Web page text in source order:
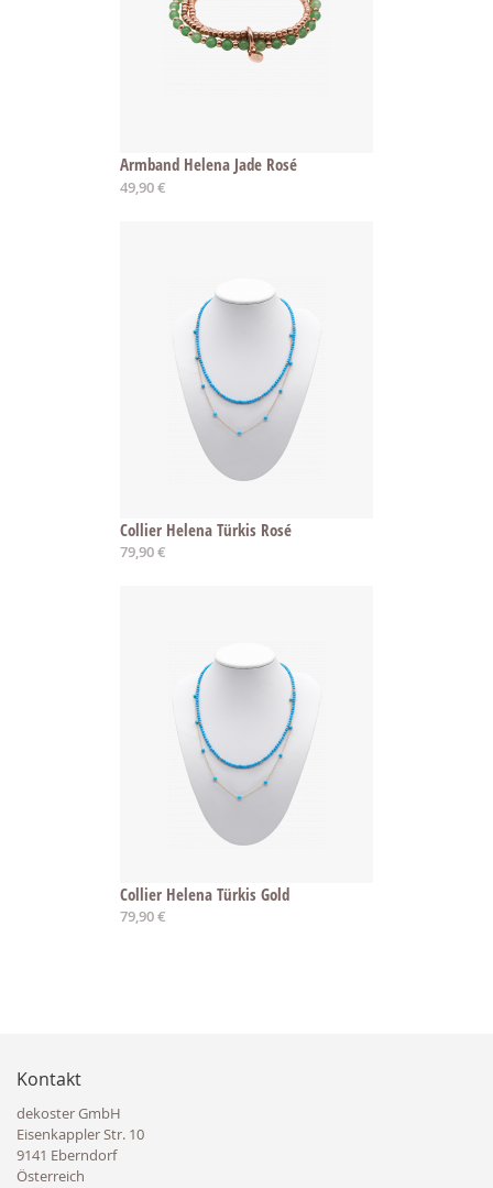
Armband Helena Jade Rosé
49,90 €
Collier Helena Türkis Rosé
79,90 €
Collier Helena Türkis Gold
79,90 €
Kontakt
dekoster GmbH
Eisenkappler Str. 10
9141 Eberndorf
Österreich